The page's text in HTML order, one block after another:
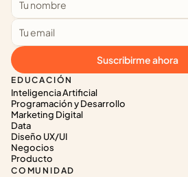
EDUCACIÓN
Inteligencia Artificial
Programación y Desarrollo
Marketing Digital
Data
Diseño UX/UI
Negocios
Producto
COMUNIDAD
Suscribirme ahora